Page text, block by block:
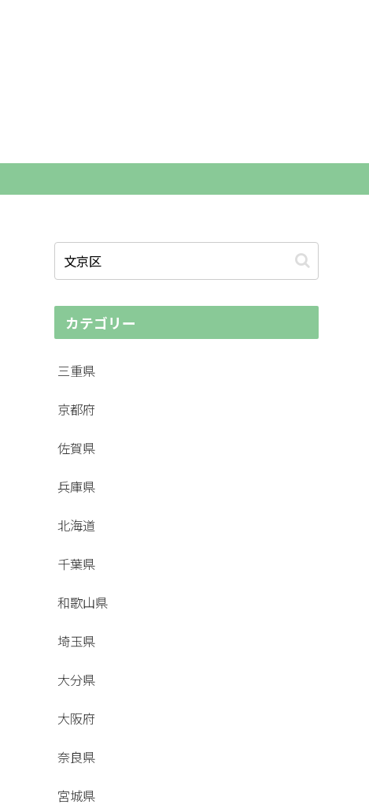
カテゴリー
三重県
京都府
佐賀県
兵庫県
北海道
千葉県
和歌山県
埼玉県
大分県
大阪府
奈良県
宮城県